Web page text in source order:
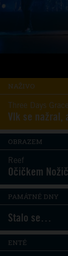
NAŽIVO
Three Days Grace
Vlk se nažral,
OBRAZEM
Reef
Očičkem
PAMÁTNÉ DNY
Stalo se…
ENTÉ